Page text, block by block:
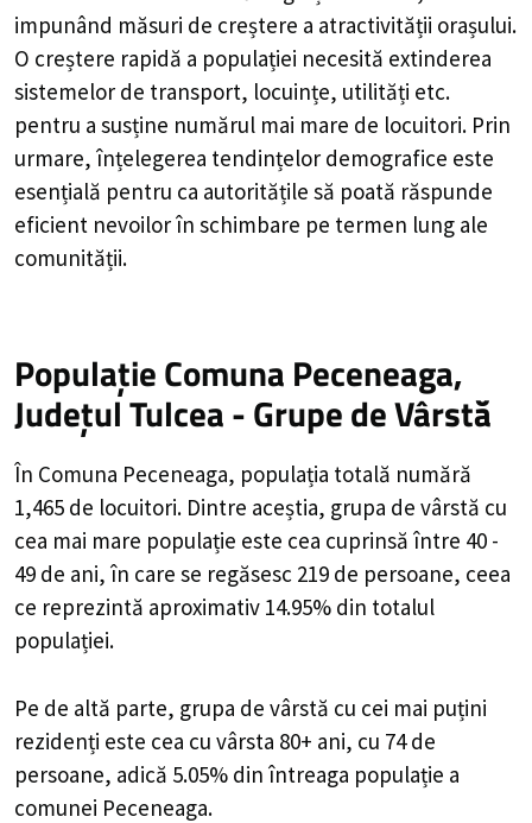
impunând măsuri de creștere a atractivității orașului.
O creștere rapidă a populației necesită extinderea
sistemelor de transport, locuințe, utilități etc.
pentru a susține numărul mai mare de locuitori. Prin
urmare, înțelegerea tendințelor demografice este
esențială pentru ca autoritățile să poată răspunde
eficient nevoilor în schimbare pe termen lung ale
comunității.
Populație Comuna Peceneaga,
Județul Tulcea - Grupe de Vârstă
În Comuna Peceneaga, populația totală numără
1,465 de locuitori. Dintre aceștia, grupa de vârstă cu
cea mai mare populație este cea cuprinsă între 40 -
49 de ani, în care se regăsesc 219 de persoane, ceea
ce reprezintă aproximativ 14.95% din totalul
populației.
Pe de altă parte, grupa de vârstă cu cei mai puțini
rezidenți este cea cu vârsta 80+ ani, cu 74 de
persoane, adică 5.05% din întreaga populație a
comunei Peceneaga.